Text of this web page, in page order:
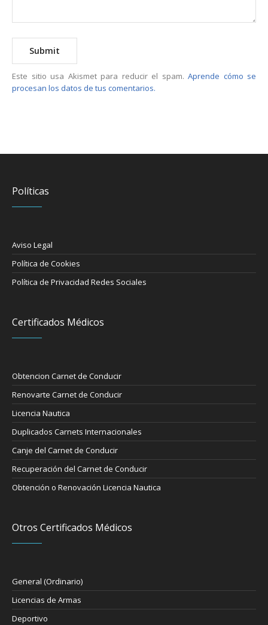
Este sitio usa Akismet para reducir el spam. Aprende cómo se
procesan los datos de tus comentarios.
Políticas
Aviso Legal
Política de Cookies
Política de Privacidad Redes Sociales
Certificados Médicos
Obtencion Carnet de Conducir
Renovarte Carnet de Conducir
Licencia Nautica
Duplicados Carnets Internacionales
Canje del Carnet de Conducir
Recuperación del Carnet de Conducir
Obtención o Renovación Licencia Nautica
Otros Certificados Médicos
General (Ordinario)
Licencias de Armas
Deportivo